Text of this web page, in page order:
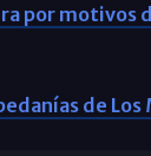
por motivos
de